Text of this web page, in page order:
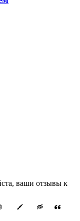
ваши отзывы к